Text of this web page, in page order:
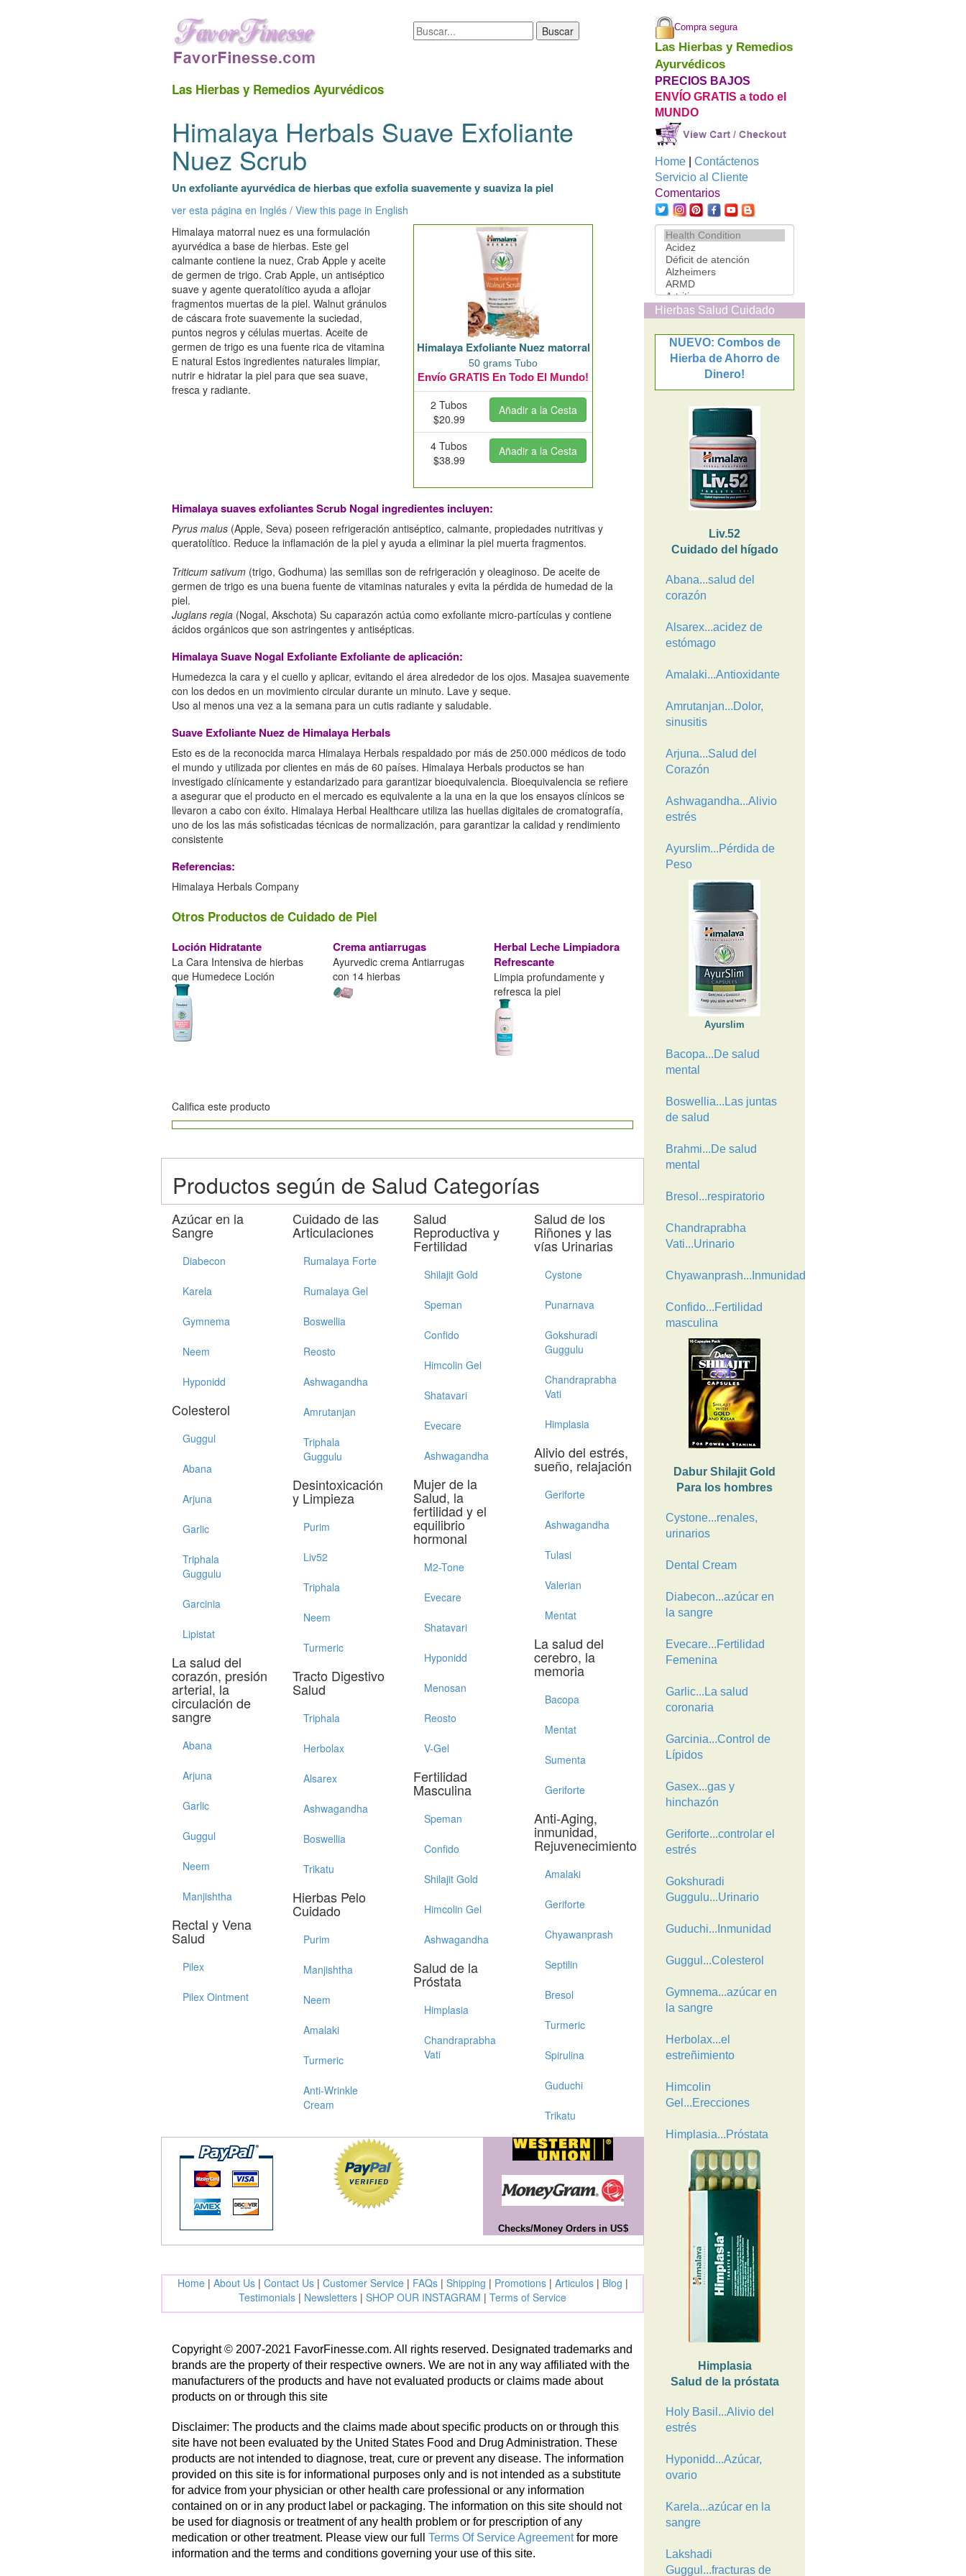
Las Hierbas y Remedios Ayurvédicos
Himalaya Herbals Suave Exfoliante
Nuez Scrub
Un exfoliante ayurvédica de hierbas que exfolia suavemente y suaviza la piel
ver esta página en Inglés / View this page in English
Himalaya matorral nuez es una formulación
ayurvédica a base de hierbas. Este gel
calmante contiene la nuez, Crab Apple y aceite
de germen de trigo. Crab Apple, un antiséptico
suave y agente queratolítico ayuda a aflojar
fragmentos muertas de la piel. Walnut gránulos
de cáscara frote suavemente la suciedad,
puntos negros y células muertas. Aceite de
germen de trigo es una fuente rica de vitamina
E natural Estos ingredientes naturales limpiar,
nutrir e hidratar la piel para que sea suave,
fresca y radiante.
Himalaya Exfoliante Nuez matorral
50 grams Tubo
Envío GRATIS En Todo El Mundo!
2 Tubos
$20.99
4 Tubos
$38.99
Himalaya suaves exfoliantes Scrub Nogal ingredientes incluyen:
Pyrus malus (Apple, Seva) poseen refrigeración antiséptico, calmante, propiedades nutritivas y
queratolítico. Reduce la inflamación de la piel y ayuda a eliminar la piel muerta fragmentos.
Triticum sativum (trigo, Godhuma) las semillas son de refrigeración y oleaginoso. De aceite de
germen de trigo es una buena fuente de vitaminas naturales y evita la pérdida de humedad de la
piel.
Juglans regia (Nogal, Akschota) Su caparazón actúa como exfoliante micro-partículas y contiene
ácidos orgánicos que son astringentes y antisépticas.
Himalaya Suave Nogal Exfoliante Exfoliante de aplicación:
Humedezca la cara y el cuello y aplicar, evitando el área alrededor de los ojos. Masajea suavemente
con los dedos en un movimiento circular durante un minuto. Lave y seque.
Uso al menos una vez a la semana para un cutis radiante y saludable.
Suave Exfoliante Nuez de Himalaya Herbals
Esto es de la reconocida marca Himalaya Herbals respaldado por más de 250.000 médicos de todo
el mundo y utilizada por clientes en más de 60 países. Himalaya Herbals productos se han
investigado clínicamente y estandarizado para garantizar bioequivalencia. Bioequivalencia se refiere
a asegurar que el producto en el mercado es equivalente a la una en la que los ensayos clínicos se
llevaron a cabo con éxito. Himalaya Herbal Healthcare utiliza las huellas digitales de cromatografía,
uno de los las más sofisticadas técnicas de normalización, para garantizar la calidad y rendimiento
consistente
Referencias:
Himalaya Herbals Company
Otros Productos de Cuidado de Piel
Loción Hidratante
La Cara Intensiva de hierbas
que Humedece Loción
Crema antiarrugas
Ayurvedic crema Antiarrugas
con 14 hierbas
Herbal Leche Limpiadora
Refrescante
Limpia profundamente y
refresca la piel
Califica este producto
Productos según de Salud Categorías
Azúcar en la
Sangre
Diabecon
Karela
Gymnema
Neem
Hyponidd
Colesterol
Guggul
Abana
Arjuna
Garlic
Triphala
Guggulu
Garcinia
Lipistat
La salud del
corazón, presión
arterial, la
circulación de
sangre
Abana
Arjuna
Garlic
Guggul
Neem
Manjishtha
Rectal y Vena
Salud
Pilex
Pilex Ointment
Cuidado de las
Articulaciones
Rumalaya Forte
Rumalaya Gel
Boswellia
Reosto
Ashwagandha
Amrutanjan
Triphala
Guggulu
Desintoxicación
y Limpieza
Purim
Liv52
Triphala
Neem
Turmeric
Tracto Digestivo
Salud
Triphala
Herbolax
Alsarex
Ashwagandha
Boswellia
Trikatu
Hierbas Pelo
Cuidado
Purim
Manjishtha
Neem
Amalaki
Turmeric
Anti-Wrinkle
Cream
Salud
Reproductiva y
Fertilidad
Shilajit Gold
Speman
Confido
Himcolin Gel
Shatavari
Evecare
Ashwagandha
Mujer de la
Salud, la
fertilidad y el
equilibrio
hormonal
M2-Tone
Evecare
Shatavari
Hyponidd
Menosan
Reosto
V-Gel
Fertilidad
Masculina
Speman
Confido
Shilajit Gold
Himcolin Gel
Ashwagandha
Salud de la
Próstata
Himplasia
Chandraprabha
Vati
Salud de los
Riñones y las
vías Urinarias
Cystone
Punarnava
Gokshuradi
Guggulu
Chandraprabha
Vati
Himplasia
Alivio del estrés,
sueño, relajación
Geriforte
Ashwagandha
Tulasi
Valerian
Mentat
La salud del
cerebro, la
memoria
Bacopa
Mentat
Sumenta
Geriforte
Anti-Aging,
inmunidad,
Rejuvenecimiento
Amalaki
Geriforte
Chyawanprash
Septilin
Bresol
Turmeric
Spirulina
Guduchi
Trikatu
Checks/Money Orders in US$
Home| About Us| Contact Us| Customer Service| FAQs| Shipping | Promotions| Articulos| Blog |
Testimonials | Newsletters | SHOP OUR INSTAGRAM | Terms of Service
Copyright © 2007-2021 FavorFinesse.com. All rights reserved. Designated trademarks and
brands are the property of their respective owners. We are not in any way affiliated with the
manufacturers of the products and have not evaluated products or claims made about
products on or through this site
Disclaimer: The products and the claims made about specific products on or through this
site have not been evaluated by the United States Food and Drug Administration. These
products are not intended to diagnose, treat, cure or prevent any disease. The information
provided on this site is for informational purposes only and is not intended as a substitute
for advice from your physician or other health care professional or any information
contained on or in any product label or packaging. The information on this site should not
be used for diagnosis or treatment of any health problem or for prescription of any
medication or other treatment. Please view our full Terms Of Service Agreementfor more
information and the terms and conditions governing your use of this site.
Compra segura
Las Hierbas y Remedios
Ayurvédicos
PRECIOS BAJOS
ENVÍO GRATIS a todo el
MUNDO
Home
Contáctenos
Servicio al Cliente
Comentarios
Hierbas Salud Cuidado
NUEVO: Combos de
Hierba de Ahorro de
Dinero!
Liv.52
Cuidado del hígado
Abana...salud del
corazón
Alsarex...acidez de
estómago
Amalaki...Antioxidante
Amrutanjan...Dolor,
sinusitis
Arjuna...Salud del
Corazón
Ashwagandha...Alivio
estrés
Ayurslim...Pérdida de
Peso
Ayurslim
Bacopa...De salud
mental
Boswellia...Las juntas
de salud
Brahmi...De salud
mental
Bresol...respiratorio
Chandraprabha
Vati...Urinario
Chyawanprash...Inmunidad
Confido...Fertilidad
masculina
Dabur Shilajit Gold
Para los hombres
Cystone...renales,
urinarios
Dental Cream
Diabecon...azúcar en
la sangre
Evecare...Fertilidad
Femenina
Garlic...La salud
coronaria
Garcinia...Control de
Lípidos
Gasex...gas y
hinchazón
Geriforte...controlar el
estrés
Gokshuradi
Guggulu...Urinario
Guduchi...Inmunidad
Guggul...Colesterol
Gymnema...azúcar en
la sangre
Herbolax...el
estreñimiento
Himcolin
Gel...Erecciones
Himplasia...Próstata
Himplasia
Salud de la próstata
Holy Basil...Alivio del
estrés
Hyponidd...Azúcar,
ovario
Karela...azúcar en la
sangre
Lakshadi
Guggul...fracturas de